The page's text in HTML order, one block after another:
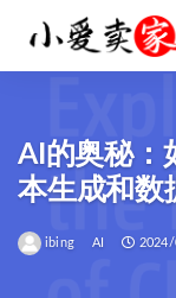
AI的奥秘：
本生成和数
ibing AI